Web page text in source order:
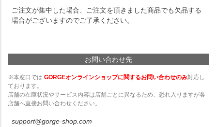
ご注文が集中した場合、ご注文を頂きました商品でも欠品する
場合がございますのでご了承ください。
お問い合わせ先
※本窓口では GORGEオンラインショップに関するお問い合わせのみ対応し
ております。
店舗の在庫状況やサービス内容は店舗ごとに異なるため、恐れ入りますが各
店舗へ直接お問い合わせください。
support@gorge-shop.com